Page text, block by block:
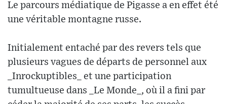
Le parcours médiatique de Pigasse a en effet été
une véritable montagne russe.
Initialement entaché par des revers tels que
plusieurs vagues de départs de personnel aux
_Inrockuptibles_ et une participation
tumultueuse dans _Le Monde_, où il a fini par